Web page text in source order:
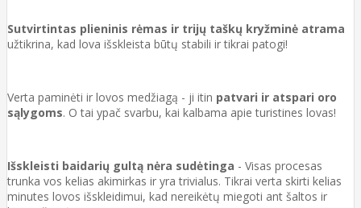
Sutvirtintas plieninis rėmas ir trijų taškų kryžminė atrama
užtikrina, kad lova išskleista būtų stabili ir tikrai patogi!
Verta paminėti ir lovos medžiagą - ji itin patvari ir atspari oro
sąlygoms. O tai ypač svarbu, kai kalbama apie turistines lovas!
Išskleisti baidarių gultą nėra sudėtinga - Visas procesas
trunka vos kelias akimirkas ir yra trivialus. Tikrai verta skirti kelias
minutes lovos išskleidimui, kad nereikėtų miegoti ant šaltos ir